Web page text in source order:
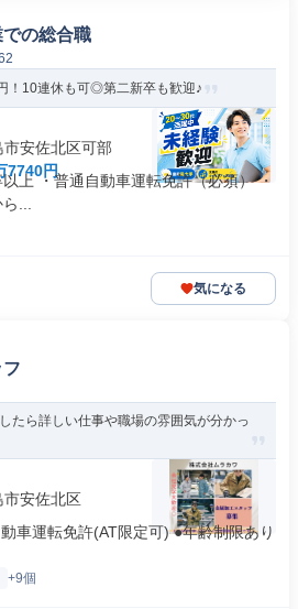
の総合職
！10連休も可◎第二新卒も歓迎♪
安佐北区可部
7740円
上 ・普通自動車運転免許（必須） ・
...
気になる
たら詳しい仕事や職場の雰囲気が分かっ
安佐北区
車運転免許(AT限定可) ●年齢制限あり
+9個